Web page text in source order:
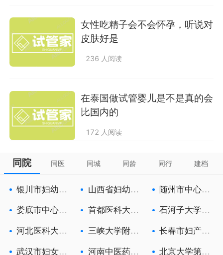
女性吃精子会不会怀孕，听说对
皮肤好是
236 人阅读
在泰国做试管婴儿是不是真的会
比国内的
172 人阅读
同院 同医 同城 同龄 同行 建档
银川市妇幼保
山西省妇幼保
随州市中心医
娄底市中心医
首都医科大学
石河子大学医
河北医科大学
三峡大学附属
长春市妇产医
武汉市妇女儿
河南中医药大 北京大学第三